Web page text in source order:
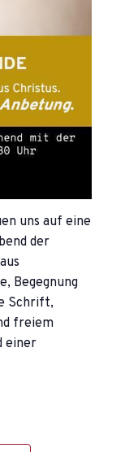
uns auf eine
der
Begegnung
Schrift,
freiem
einer